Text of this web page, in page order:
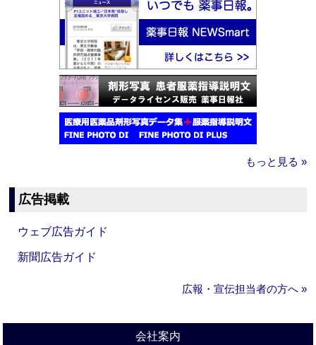
もっと見る »
広告掲載
ウェブ広告ガイド
新聞広告ガイド
広報・宣伝担当者の方へ »
会社案内